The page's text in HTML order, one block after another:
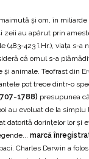
și om, în
zeii au apărut prin
423 î.Hr.), viața
că omul s-a
Teofrast din
pot trece dintr-o
1788) presupunea
evoluat de la
dorințelor lor
marcă
Charles Darwin a